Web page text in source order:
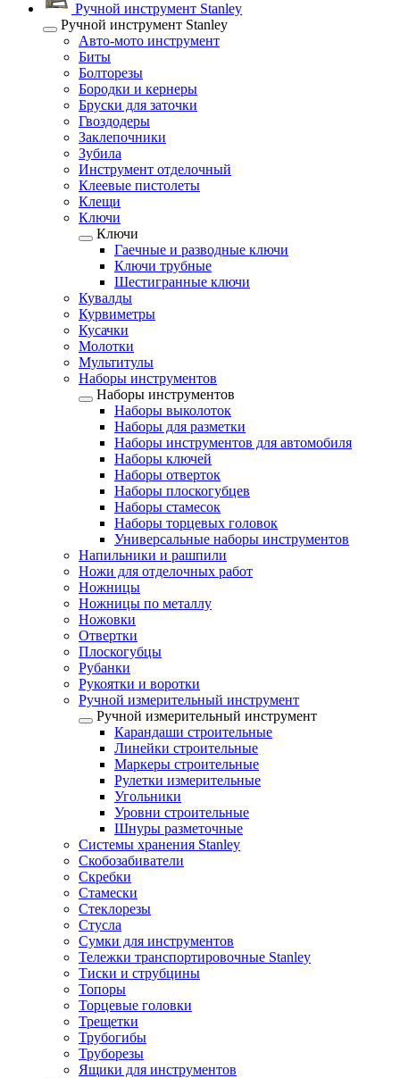
Ручной инструмент Stanley
Ручной инструмент Stanley
Авто-мото инструмент
Биты
Болторезы
Бородки и кернеры
Бруски для заточки
Гвоздодеры
Заклепочники
Зубила
Инструмент отделочный
Клеевые пистолеты
Клещи
Ключи
Ключи
Гаечные и разводные ключи
Ключи трубные
Шестигранные ключи
Кувалды
Курвиметры
Кусачки
Молотки
Мультитулы
Наборы инструментов
Наборы инструментов
Наборы выколоток
Наборы для разметки
Наборы инструментов для автомобиля
Наборы ключей
Наборы отверток
Наборы плоскогубцев
Наборы стамесок
Наборы торцевых головок
Универсальные наборы инструментов
Напильники и рашпили
Ножи для отделочных работ
Ножницы
Ножницы по металлу
Ножовки
Отвертки
Плоскогубцы
Рубанки
Рукоятки и воротки
Ручной измерительный инструмент
Ручной измерительный инструмент
Карандаши строительные
Линейки строительные
Маркеры строительные
Рулетки измерительные
Угольники
Уровни строительные
Шнуры разметочные
Системы хранения Stanley
Скобозабиватели
Скребки
Стамески
Стеклорезы
Стусла
Сумки для инструментов
Тележки транспортировочные Stanley
Тиски и струбцины
Топоры
Торцевые головки
Трещетки
Трубогибы
Труборезы
Ящики для инструментов